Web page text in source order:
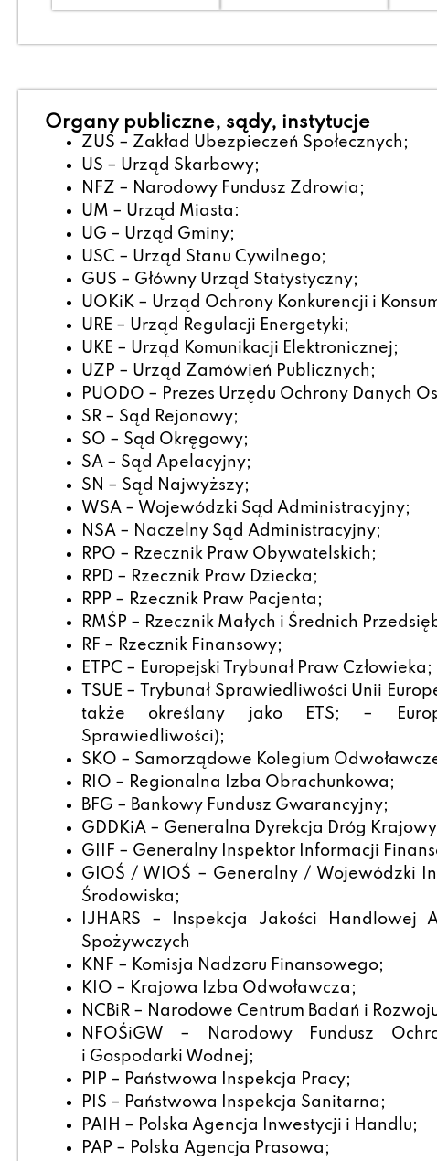
Organy publiczne, sądy, instytucje
ZUS – Zakład Ubezpieczeń Społecznych;
US – Urząd Skarbowy;
NFZ – Narodowy Fundusz Zdrowia;
UM – Urząd Miasta:
UG – Urząd Gminy;
USC – Urząd Stanu Cywilnego;
GUS – Główny Urząd Statystyczny;
UOKiK – Urząd Ochrony Konkurencji i
URE – Urząd Regulacji Energetyki;
UKE – Urząd Komunikacji Elektronicznej;
UZP – Urząd Zamówień Publicznych;
PUODO – Prezes Urzędu Ochrony Danych
SR – Sąd Rejonowy;
SO – Sąd Okręgowy;
SA – Sąd Apelacyjny;
SN – Sąd Najwyższy;
WSA – Wojewódzki Sąd Administracyjny;
NSA – Naczelny Sąd Administracyjny;
RPO – Rzecznik Praw Obywatelskich;
RPD – Rzecznik Praw Dziecka;
RPP – Rzecznik Praw Pacjenta;
RMŚP – Rzecznik Małych i Średnich
RF – Rzecznik Finansowy;
ETPC – Europejski Trybunał Praw Człowieka;
TSUE – Trybunał Sprawiedliwości Unii
także określany jako ETS; –
Sprawiedliwości);
SKO – Samorządowe Kolegium
RIO – Regionalna Izba Obrachunkowa;
BFG – Bankowy Fundusz Gwarancyjny;
GDDKiA – Generalna Dyrekcja Dróg
GIIF – Generalny Inspektor Informacji
GIOŚ / WIOŚ – Generalny / Wojewódzki
Środowiska;
IJHARS – Inspekcja Jakości Handlowej
Spożywczych
KNF – Komisja Nadzoru Finansowego;
KIO – Krajowa Izba Odwoławcza;
NCBiR – Narodowe Centrum Badań i
NFOŚiGW – Narodowy Fundusz
i Gospodarki Wodnej;
PIP – Państwowa Inspekcja Pracy;
PIS – Państwowa Inspekcja Sanitarna;
PAIH – Polska Agencja Inwestycji i Handlu;
PAP – Polska Agencja Prasowa;